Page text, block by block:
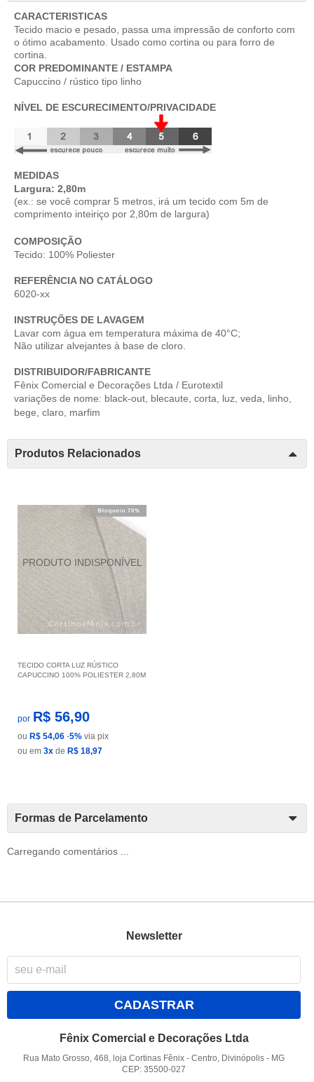
CARACTERISTICAS
Tecido macio e pesado, passa uma impressão de conforto com
o ótimo acabamento. Usado como cortina ou para forro de
cortina.
COR PREDOMINANTE / ESTAMPA
Capuccino / rústico tipo linho
NÍVEL DE ESCURECIMENTO/PRIVACIDADE
MEDIDAS
Largura: 2,80m
(ex.: se você comprar 5 metros, irá um tecido com 5m de
comprimento inteiriço por 2,80m de largura)
COMPOSIÇÃO
Tecido: 100% Poliester
REFERÊNCIA NO CATÁLOGO
6020-xx
INSTRUÇÕES DE LAVAGEM
Lavar com água em temperatura máxima de 40°C;
Não utilizar alvejantes à base de cloro.
DISTRIBUIDOR/FABRICANTE
Fênix Comercial e Decorações Ltda / Eurotextil
variações de nome: black-out, blecaute, corta, luz, veda, linho,
bege, claro, marfim
Produtos Relacionados
TECIDO CORTA LUZ RÚSTICO
CAPUCCINO 100% POLIESTER 2,80M
por R$ 56,90
ou R$ 54,06 -5% via pix
ou em 3x de R$ 18,97
Formas de Parcelamento
Carregando comentários ...
Newsletter
CADASTRAR
Fênix Comercial e Decorações Ltda
Rua Mato Grosso, 468, loja Cortinas Fênix -Centro, Divinópolis - MG
CEP: 35500-027